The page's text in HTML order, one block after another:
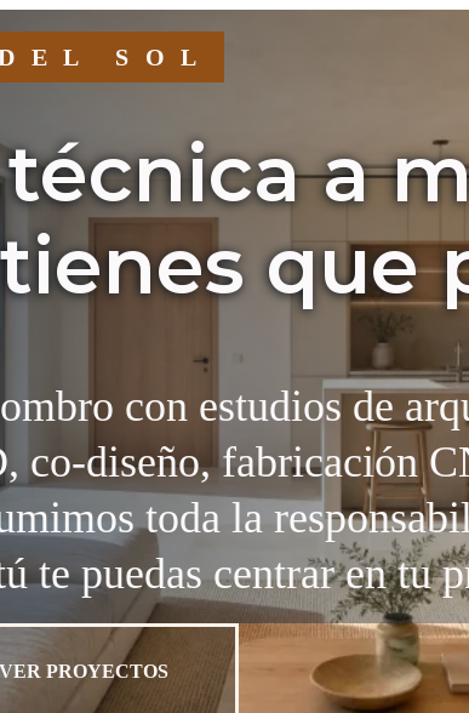
SOL
a
que
con estudios de
co-diseño, fabricación
toda la
te puedas centrar en tu
VER PROYECTOS